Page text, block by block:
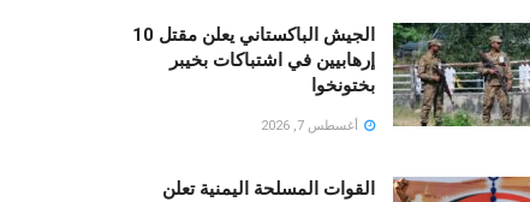
الجيش الباكستاني يعلن مقتل 10
إرهابيين في اشتباكات بخيبر
بختونخوا
أغسطس 7, 2026
القوات المسلحة اليمنية تعلن